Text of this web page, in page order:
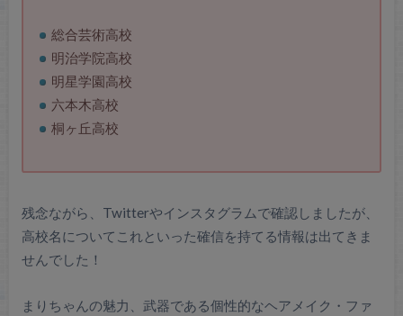
総合芸術高校
明治学院高校
明星学園高校
六本木高校
桐ヶ丘高校
残念ながら、Twitterやインスタグラムで確認しましたが、
高校名についてこれといった確信を持てる情報は出てきま
せんでした！
まりちゃんの魅力、武器である個性的なヘアメイク・ファ